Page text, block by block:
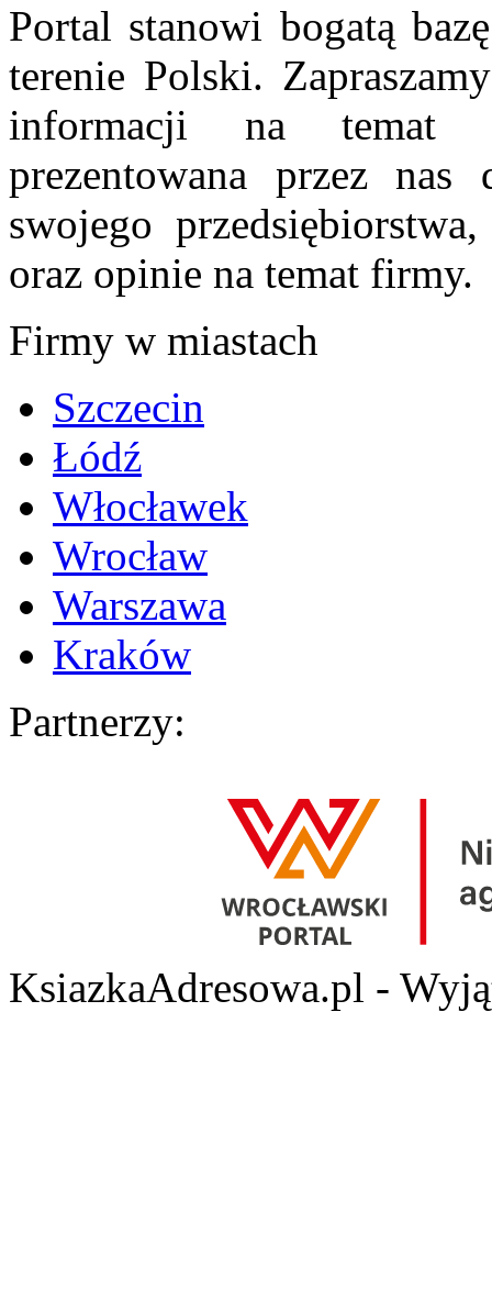
Portal stanowi bogatą
terenie Polski.
informacji na temat
prezentowana przez nas
swojego
oraz opinie na temat firmy.
Firmy w miastach
Szczecin
Łódź
Włocławek
Wrocław
Warszawa
Kraków
Partnerzy:
KsiazkaAdresowa.pl -